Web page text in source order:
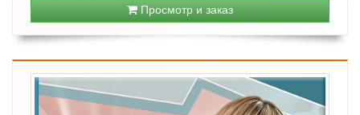
Просмотр и заказ